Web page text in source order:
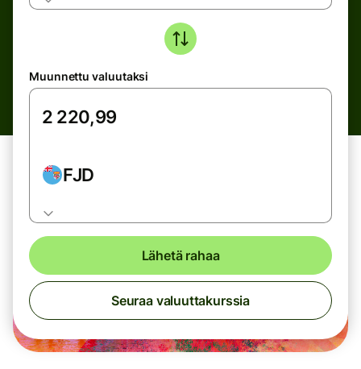
Muunnettu valuutaksi
FJD
Lähetä rahaa
Seuraa valuuttakurssia